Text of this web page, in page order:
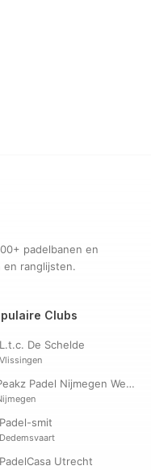
padelbanen en
en ranglijsten.
Clubs
L.t.c. De Schelde
Vlissingen
Peakz Padel Nijmegen Westerpark | Padelclub
Padel-smit
Dedemsvaart
PadelCasa Utrecht